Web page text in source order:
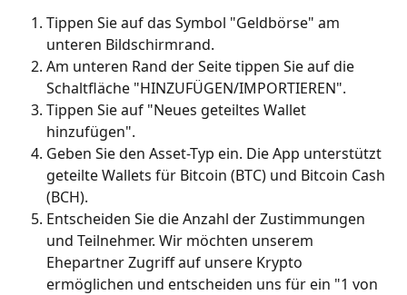
Tippen Sie auf das Symbol "Geldbörse" am
unteren Bildschirmrand.
Am unteren Rand der Seite tippen Sie auf die
Schaltfläche "HINZUFÜGEN/IMPORTIEREN".
Tippen Sie auf "Neues geteiltes Wallet
hinzufügen".
Geben Sie den Asset-Typ ein. Die App unterstützt
geteilte Wallets für Bitcoin (BTC) und Bitcoin Cash
(BCH).
Entscheiden Sie die Anzahl der Zustimmungen
und Teilnehmer. Wir möchten unserem
Ehepartner Zugriff auf unsere Krypto
ermöglichen und entscheiden uns für ein "1 von